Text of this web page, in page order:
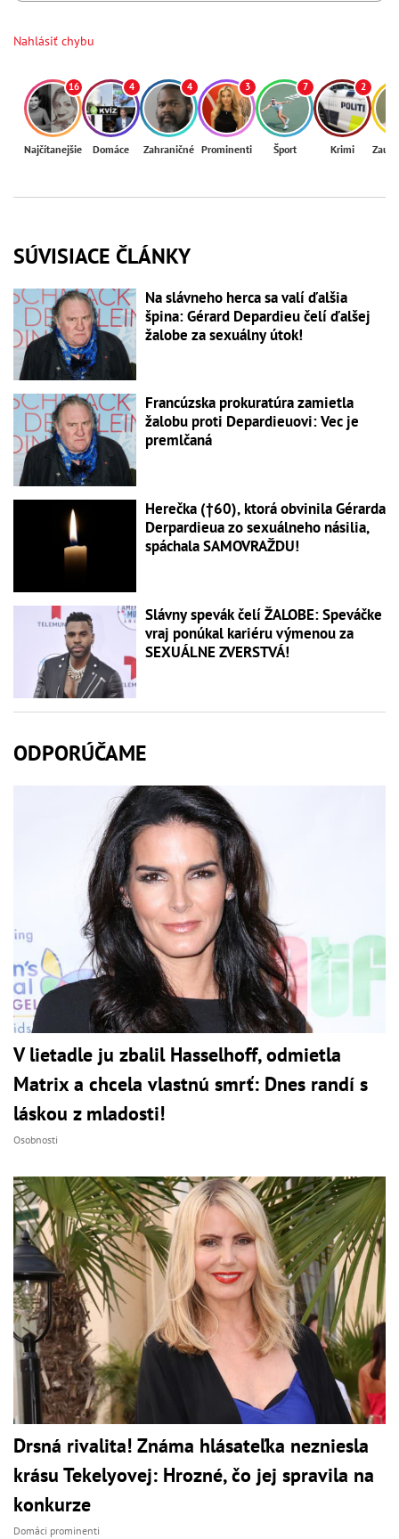
Nahlásiť chybu
16
Najčítanejšie
4
Domáce
4
Zahraničné
3
Prominenti
7
Šport
2
Krimi
SÚVISIACE ČLÁNKY
Na slávneho herca sa valí ďalšia
špina: Gérard Depardieu čelí ďalšej
žalobe za sexuálny útok!
Francúzska prokuratúra zamietla
žalobu proti Depardieuovi: Vec je
premlčaná
Herečka (†60), ktorá obvinila Gérarda
Derpardieua zo sexuálneho násilia,
spáchala SAMOVRAŽDU!
Slávny spevák čelí ŽALOBE: Speváčke
vraj ponúkal kariéru výmenou za
SEXUÁLNE ZVERSTVÁ!
ODPORÚČAME
V lietadle ju zbalil Hasselhoff, odmietla
Matrix a chcela vlastnú smrť: Dnes randí s
láskou z mladosti!
Osobnosti
Drsná rivalita! Známa hlásateľka nezniesla
krásu Tekelyovej: Hrozné, čo jej spravila na
konkurze
Domáci prominenti